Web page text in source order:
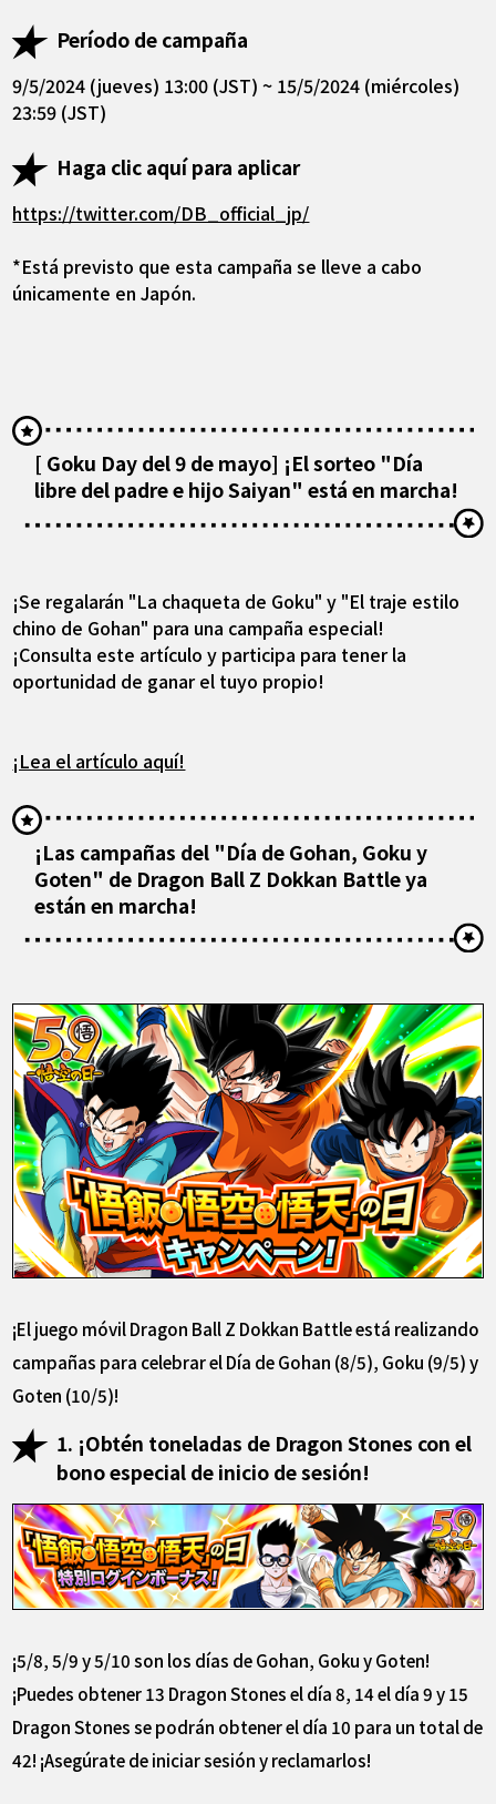
Período de campaña
9/5/2024 (jueves) 13:00 (JST) ~ 15/5/2024 (miércoles)
23:59 (JST)
Haga clic aquí para aplicar
https://twitter.com/DB_official_jp/
*Está previsto que esta campaña se lleve a cabo
únicamente en Japón.
[ Goku Day del 9 de mayo] ¡El sorteo "Día
libre del padre e hijo Saiyan" está en marcha!
¡Se regalarán "La chaqueta de Goku" y "El traje estilo
chino de Gohan" para una campaña especial!
¡Consulta este artículo y participa para tener la
oportunidad de ganar el tuyo propio!
¡Lea el artículo aquí!
¡Las campañas del "Día de Gohan, Goku y
Goten" de Dragon Ball Z Dokkan Battle ya
están en marcha!
¡El juego móvil Dragon Ball Z Dokkan Battle está realizando
campañas para celebrar el Día de Gohan (8/5), Goku (9/5) y
Goten (10/5)!
1. ¡Obtén toneladas de Dragon Stones con el
bono especial de inicio de sesión!
¡5/8, 5/9 y 5/10 son los días de Gohan, Goku y Goten!
¡Puedes obtener 13 Dragon Stones el día 8, 14 el día 9 y 15
Dragon Stones se podrán obtener el día 10 para un total de
42! ¡Asegúrate de iniciar sesión y reclamarlos!